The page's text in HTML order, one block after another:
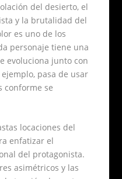
del desierto, el
y la brutalidad del
es uno de los
personaje tiene una
evoluciona junto con
pasa de usar
conforme se
locaciones del
enfatizar el
del protagonista.
asimétricos y las